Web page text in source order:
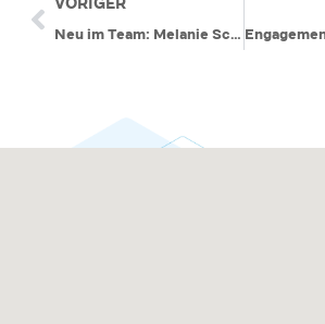
Neu im Team: Melanie Schatz